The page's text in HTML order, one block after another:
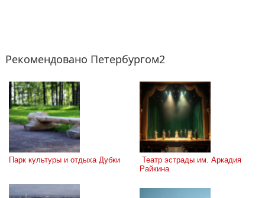
Рекомендовано Петербургом2
Парк культуры и отдыха Дубки
Райкина